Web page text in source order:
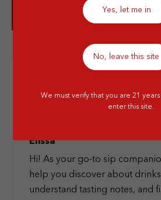
Elissa
Hi! As your go-to sip
help you discover about
understand tasting notes, and
Yes, let me in
No, leave this site
We must verify that you are 21
enter this site.